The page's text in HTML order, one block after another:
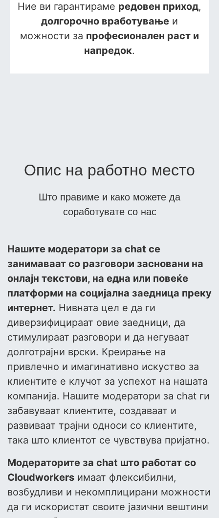
Ние ви гарантираме редовен приход,
долгорочно вработување и
можности за професионален раст и
напредок.
Опис на работно место
Што правиме и како можете да
соработувате со нас
Нашите модератори за chat се
занимаваат со разговори засновани на
онлајн текстови, на една или повеќе
платформи на социјална заедница преку
интернет. Нивната цел е да ги
диверзифицираат овие заедници, да
стимулираат разговори и да негуваат
долготрајни врски. Креирање на
привлечно и имагинативно искуство за
клиентите е клучот за успехот на нашата
компанија. Нашите модератори за chat ги
забавуваат клиентите, создаваат и
развиваат трајни односи со клиентите,
така што клиентот се чувствува пријатно.
Модераторите за chat што работат со
Cloudworkers имаат флексибилни,
возбудливи и некомплицирани можности
да ги искористат своите јазични вештини